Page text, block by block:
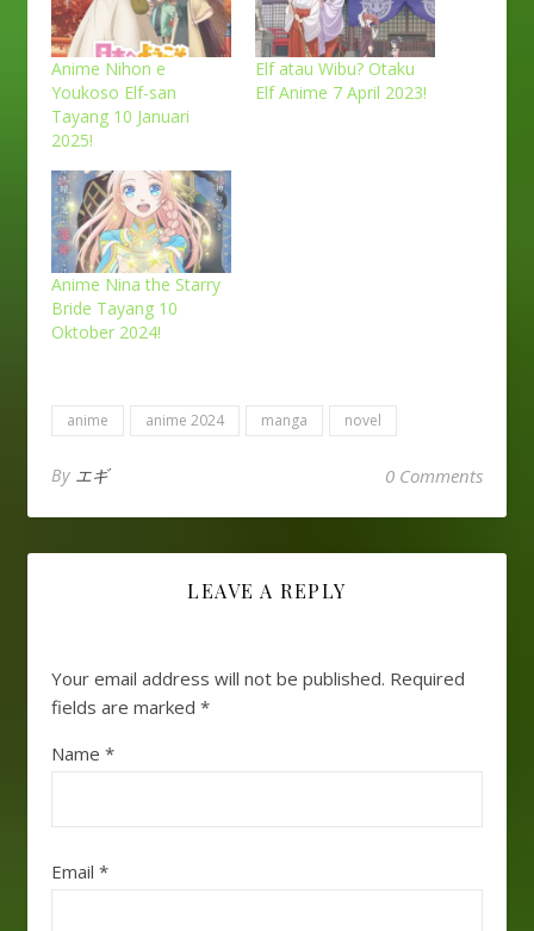
Anime Nihon e
Youkoso Elf-san
Tayang 10 Januari
2025!
Elf atau Wibu? Otaku
Elf Anime 7 April 2023!
Anime Nina the Starry
Bride Tayang 10
Oktober 2024!
anime anime 2024 manga novel
By エギ 0 Comments
LEAVE A REPLY
Your email address will not be published. Required
fields are marked *
Name *
Email *